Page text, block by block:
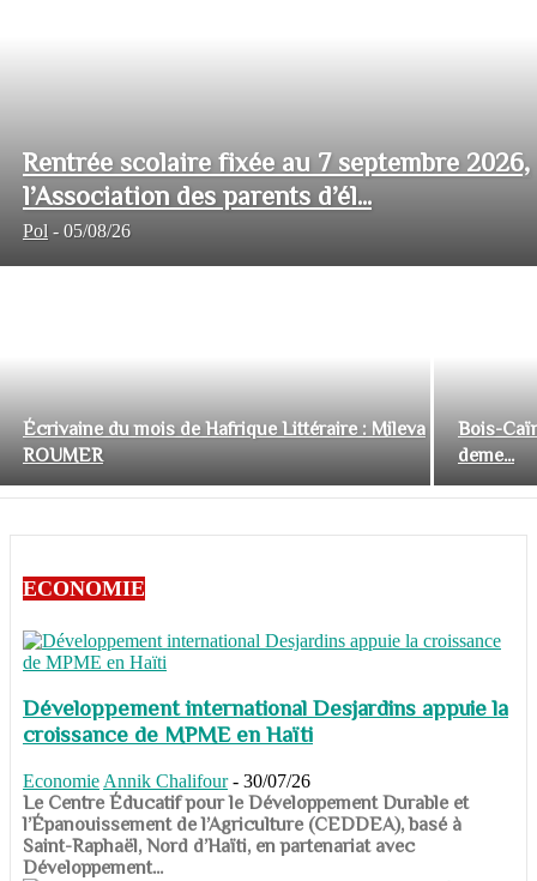
Rentrée scolaire fixée au 7 septembre 2026,
l’Association des parents d’él...
Pol - 05/08/26
Écrivaine du mois de Hafrique Littéraire : Mileva
ROUMER
Bois-
deme...
ECONOMIE
Développement international Desjardins appuie la
croissance de MPME en Haïti
Economie Annik Chalifour - 30/07/26
​​​​​​​Le Centre Éducatif pour le Développement Durable et
l’Épanouissement de l’Agriculture (CEDDEA), basé à
Saint-Raphaël, Nord d’Haïti, en partenariat avec
Développement...